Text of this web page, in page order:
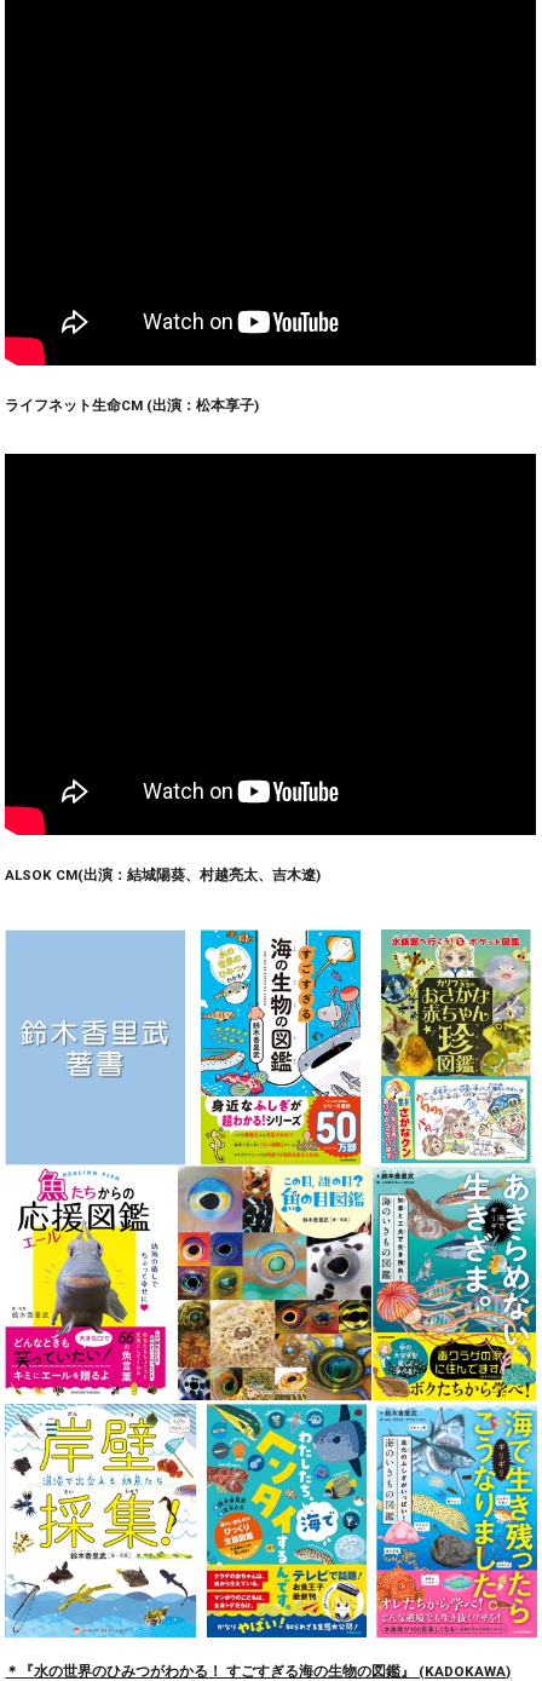
ライフネット生命CM (出演：松本享子)
ALSOK CM(出演：結城陽葵、村越亮太、吉木遼)
＊『水の世界のひみつがわかる！ すごすぎる海の生物の図鑑』 (KADOKAWA)